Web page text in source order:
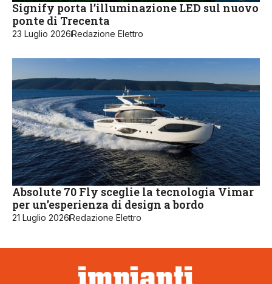
Signify porta l’illuminazione LED sul nuovo
ponte di Trecenta
23 Luglio 2026Redazione Elettro
Absolute 70 Fly sceglie la tecnologia Vimar
per un’esperienza di design a bordo
21 Luglio 2026Redazione Elettro